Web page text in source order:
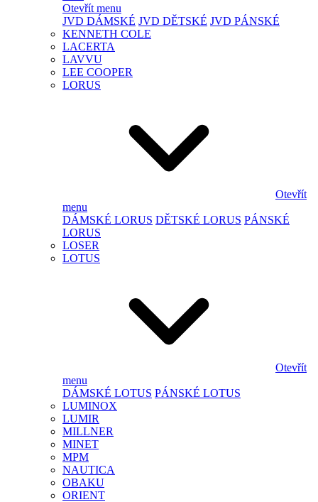
Otevřít menu
JVD DÁMSKÉ JVD DĚTSKÉ JVD PÁNSKÉ
KENNETH COLE
LACERTA
LAVVU
LEE COOPER
LORUS
Otevřít
menu
DÁMSKÉ LORUS DĚTSKÉ LORUS PÁNSKÉ
LORUS
LOSER
LOTUS
Otevřít
menu
DÁMSKÉ LOTUS PÁNSKÉ LOTUS
LUMINOX
LUMIR
MILLNER
MINET
MPM
NAUTICA
OBAKU
ORIENT